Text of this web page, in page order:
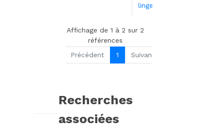
linge
Affichage de 1 à 2 sur 2
références
Précédent
1 Suivant
Recherches
associées